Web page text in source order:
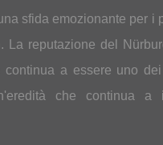
sfida emozionante per i
La reputazione del
a essere uno
che continua a